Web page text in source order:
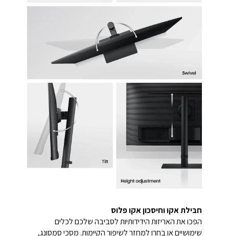
חבילת אקו וחיסכון אקו פלוס
הפכו את האריזות הידידותיות לסביבה שלכם לכלים
שימושיים או בחרו למחזר לשיפור הקיימות. מסכי סמסונג,